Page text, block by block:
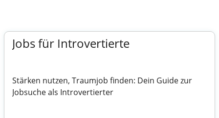
Jobs für Introvertierte
Stärken nutzen, Traumjob finden: Dein Guide zur
Jobsuche als Introvertierter